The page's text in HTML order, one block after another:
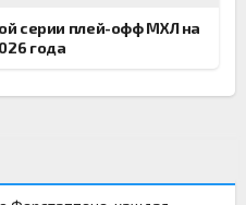
серии плей-офф МХЛ на
года